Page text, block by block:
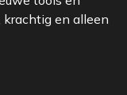
krachtig en alleen